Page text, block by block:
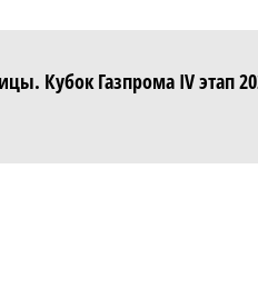
Кубок Газпрома IV этап